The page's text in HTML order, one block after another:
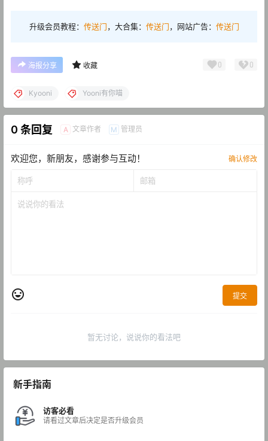
升级会员教程： 传送门，大合集： 传送门，网站广告： 传送门
海报分享 收藏 0 0
Kyooni Yooni有你喵
0 条回复 A 文章作者 M 管理员
欢迎您，新朋友，感谢参与互动！ 确认修改
提交
暂无讨论，说说你的看法吧
新手指南
访客必看
请看过文章后决定是否升级会员